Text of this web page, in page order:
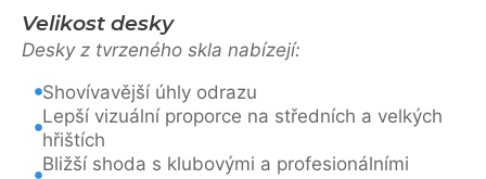
Velikost desky
Desky z tvrzeného skla nabízejí:
Shovívavější úhly odrazu
Lepší vizuální proporce na středních a velkých
hřištích
Bližší shoda s klubovými a profesionálními